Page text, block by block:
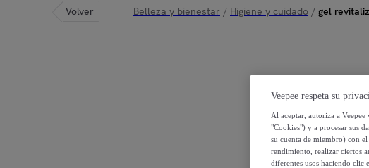
Volver Belleza y bienestar / Higiene y cuidado / gel
Veepee respeta su
Al aceptar, autoriza a
"Cookies") y a procesar sus
su cuenta de miembro) con
rendimiento, realizar ciertos
diferentes usos haciendo clic